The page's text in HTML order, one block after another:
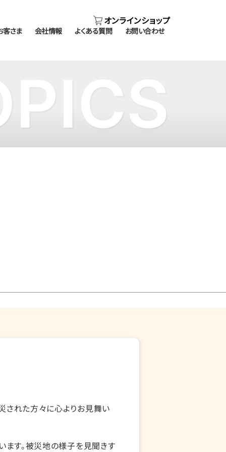
オンラインショップ
客さま 会社情報 よくある質問 お問い合わせ
された方々に心よりお見舞い
ます。被災地の様子を見聞きす